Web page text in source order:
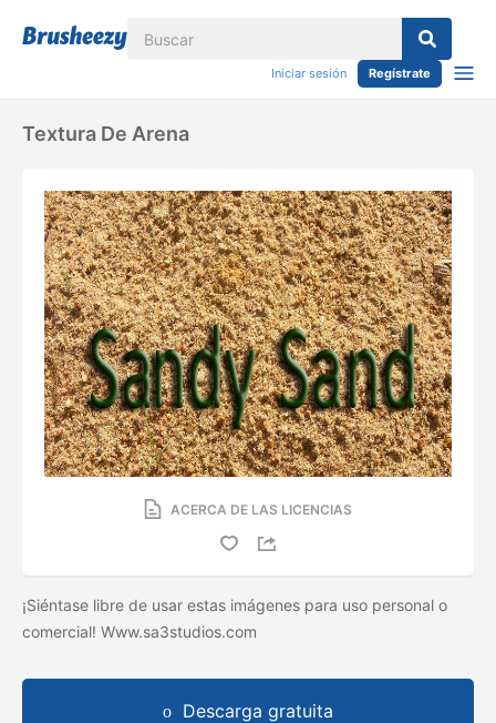
Iniciar sesión Regístrate
Textura De Arena
ACERCA DE LAS LICENCIAS
¡Siéntase libre de usar estas imágenes para uso personal o
comercial! Www.sa3studios.com
Descarga gratuita